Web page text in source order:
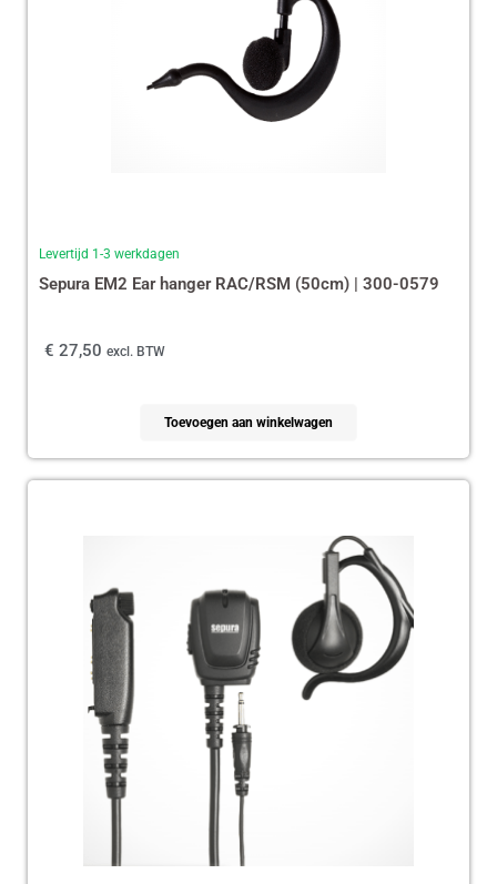
Levertijd 1-3 werkdagen
Sepura EM2 Ear hanger RAC/RSM (50cm) | 300-0579
€ 27,50 excl. BTW
Toevoegen aan winkelwagen